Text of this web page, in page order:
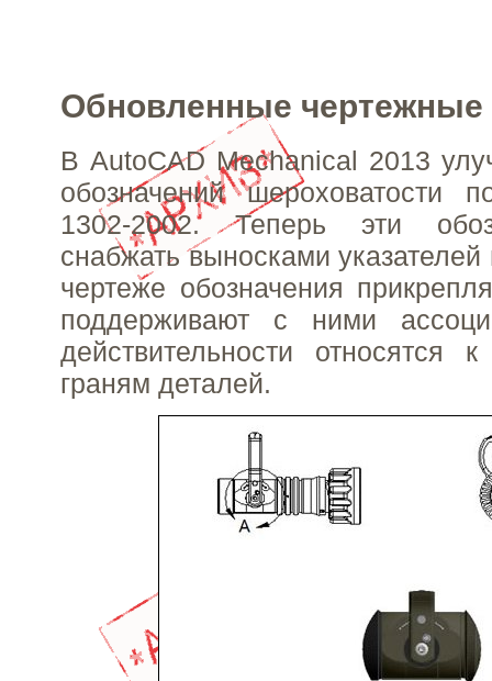
Обновленные чертежные
В AutoCAD Mechanical 2013
обозначений шероховатости
1302-2002. Теперь эти
снабжать выносками
чертеже обозначения
поддерживают с ними
действительности относятся
граням деталей.